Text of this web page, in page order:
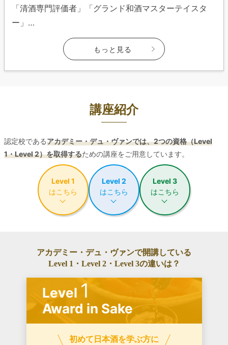
「清酒専門評価者」「グランド和酒マスターテイスタ
ー」…
もっと見る
講座紹介
認定校であるアカデミー・デュ・ヴァンでは、2つの資格（Level
1・Level 2）を取得するための講座をご用意しています。
Level 1
はこちら
Level 2
はこちら
Level 3
はこちら
アカデミー・デュ・ヴァンで開講している
Level 1・Level 2・Level 3の違いは？
Level 1
Award in Sake
初めて日本酒を学ぶ方に